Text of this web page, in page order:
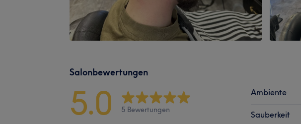
Salonbewertungen
5.0 5 Bewertungen
Ambiente
Sauberkeit